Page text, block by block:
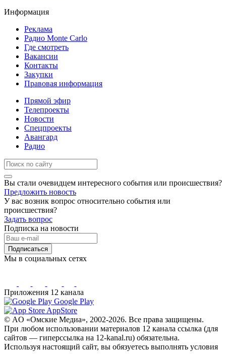
Информация
Реклама
Радио Monte Carlo
Где смотреть
Вакансии
Контакты
Закупки
Правовая информация
Прямой эфир
Телепроекты
Новости
Спецпроекты
Авангард
Радио
Вы стали очевидцем интересного события или происшествия?
Предложить новость
У вас возник вопрос относительно события или
происшествия?
Задать вопрос
Подписка на новости
Подписаться
Мы в социальных сетях
Приложения 12 канала
Google Play
AppStore
© AO «Омские Медиа», 2002-2026. Все права защищены.
При любом использовании материалов 12 канала ссылка (для
сайтов — гиперссылка на 12-kanal.ru) обязательна.
Используя настоящий сайт, вы обязуетесь выполнять условия